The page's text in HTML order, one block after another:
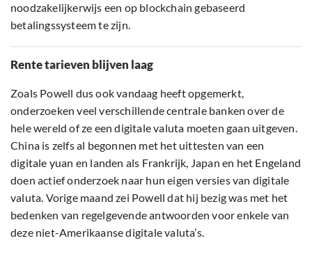
noodzakelijkerwijs een op blockchain gebaseerd
betalingssysteem te zijn.
Rente tarieven blijven laag
Zoals Powell dus ook vandaag heeft opgemerkt,
onderzoeken veel verschillende centrale banken over de
hele wereld of ze een digitale valuta moeten gaan uitgeven.
China is zelfs al begonnen met het uittesten van een
digitale yuan en landen als Frankrijk, Japan en het Engeland
doen actief onderzoek naar hun eigen versies van digitale
valuta. Vorige maand zei Powell dat hij bezig was met het
bedenken van regelgevende antwoorden voor enkele van
deze niet-Amerikaanse digitale valuta’s.